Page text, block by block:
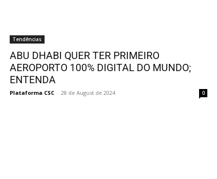
Tendências
ABU DHABI QUER TER PRIMEIRO
AEROPORTO 100% DIGITAL DO MUNDO;
ENTENDA
Plataforma CSC - 28 de August de 2024 0